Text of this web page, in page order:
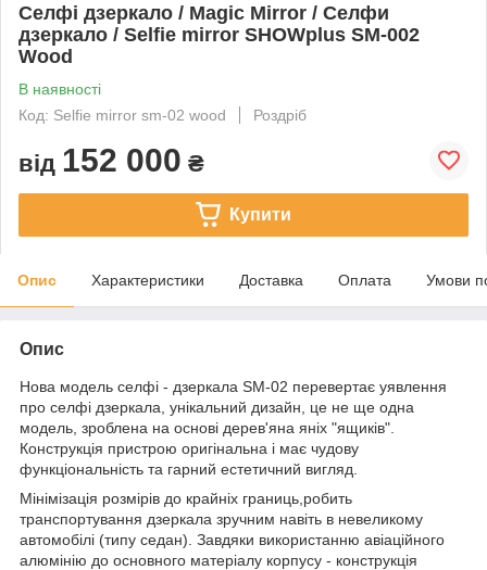
Селфі дзеркало / Magic Mirror / Селфи
дзеркало / Selfie mirror SHOWplus SM-002
Wood
В наявності
Код: Selfie mirror sm-02 wood
Роздріб
від 152 000 ₴
Купити
Опис Характеристики Доставка Оплата Умови
Опис
Нова модель селфі - дзеркала SM-02 перевертає уявлення
про селфі дзеркала, унікальний дизайн, це не ще одна
модель, зроблена на основі дерев'яна яніх "ящиків".
Конструкція пристрою оригінальна і має чудову
функціональність та гарний естетичний вигляд.
Мінімізація розмірів до крайніх границь,робить
транспортування дзеркала зручним навіть в невеликому
автомобілі (типу седан). Завдяки використанню авіаційного
алюмінію до основного матеріалу корпусу - конструкція